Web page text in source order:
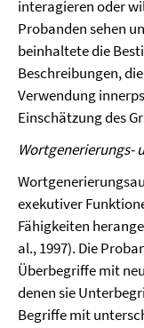
interagieren oder
Probanden sehen
beinhaltete die
Beschreibungen,
Verwendung
Einschätzung des
Wortgenerierungs-
exekutiver
Fähigkeiten
al., 1997). Die
Überbegriffe mit
denen sie
Begriffe mit